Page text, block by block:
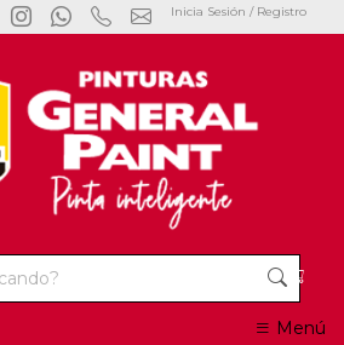
Inicia Sesión / Registro
Menú